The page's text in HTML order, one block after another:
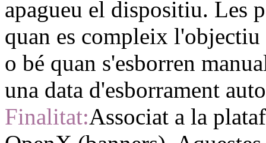
apagueu el dispositiu. Les
quan es compleix
o bé quan s'esborren
una data d'esborrament
Finalitat:Associat a la